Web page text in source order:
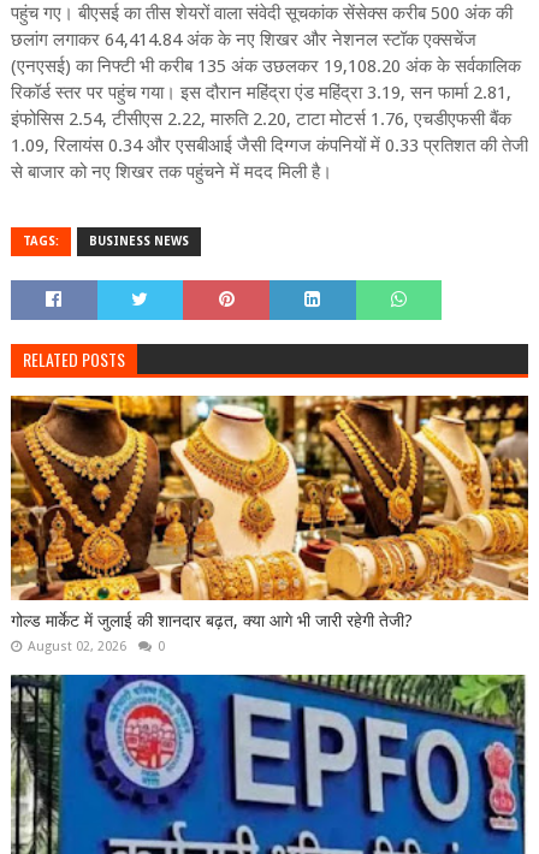
पहुंच गए। बीएसई का तीस शेयरों वाला संवेदी सूचकांक सेंसेक्स करीब 500 अंक की
छलांग लगाकर 64,414.84 अंक के नए शिखर और नेशनल स्टॉक एक्सचेंज
(एनएसई) का निफ्टी भी करीब 135 अंक उछलकर 19,108.20 अंक के सर्वकालिक
रिकॉर्ड स्तर पर पहुंच गया। इस दौरान महिंद्रा एंड महिंद्रा 3.19, सन फार्मा 2.81,
इंफोसिस 2.54, टीसीएस 2.22, मारुति 2.20, टाटा मोटर्स 1.76, एचडीएफसी बैंक
1.09, रिलायंस 0.34 और एसबीआई जैसी दिग्गज कंपनियों में 0.33 प्रतिशत की तेजी
से बाजार को नए शिखर तक पहुंचने में मदद मिली है।
TAGS: BUSINESS NEWS
RELATED POSTS
गोल्ड मार्केट में जुलाई की शानदार बढ़त, क्या आगे भी जारी रहेगी तेजी?
August 02, 2026 0